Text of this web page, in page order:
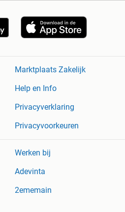
Marktplaats Zakelijk
Help en Info
Privacyverklaring
Privacyvoorkeuren
Werken bij
Adevinta
2ememain